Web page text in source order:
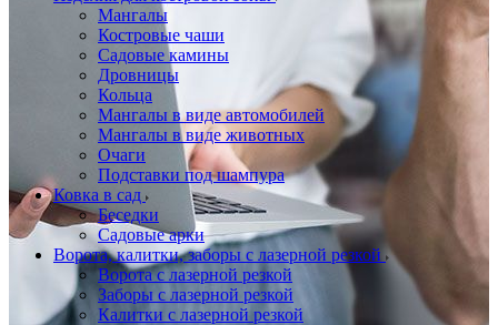
Мангалы
Костровые чаши
Садовые камины
Дровницы
Кольца
Мангалы в виде автомобилей
Мангалы в виде животных
Очаги
Подставки под шампура
Ковка в сад
Беседки
Садовые арки
Ворота, калитки, заборы с лазерной резкой
Ворота с лазерной резкой
Заборы с лазерной резкой
Калитки с лазерной резкой